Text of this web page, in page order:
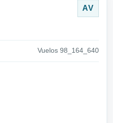
AV
Vuelos 98_164_640